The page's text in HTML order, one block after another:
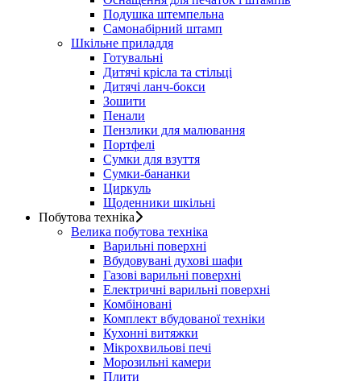
Подушка штемпельна
Самонабірний штамп
Шкільне приладдя
Готувальні
Дитячі крісла та стільці
Дитячі ланч-бокси
Зошити
Пенали
Пензлики для малювання
Портфелі
Сумки для взуття
Сумки-бананки
Циркуль
Щоденники шкільні
Побутова техніка
Велика побутова техніка
Варильні поверхні
Вбудовувані духові шафи
Газові варильні поверхні
Електричні варильні поверхні
Комбіновані
Комплект вбудованої техніки
Кухонні витяжки
Мікрохвильові печі
Морозильні камери
Плити